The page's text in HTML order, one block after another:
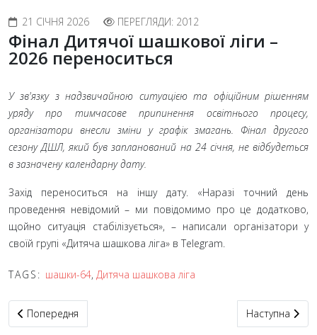
21 СІЧНЯ 2026 ПЕРЕГЛЯДИ: 2012
Фінал Дитячої шашкової ліги –
2026 переноситься
У зв'язку з надзвичайною ситуацією та офіційним рішенням
уряду про тимчасове припинення освітнього процесу,
організатори внесли зміни у графік змагань. Фінал другого
сезону ДШЛ, який був запланований на 24 січня, не відбудеться
в зазначену календарну дату.
Захід переноситься на іншу дату. «Наразі точний день
проведення невідомий – ми повідомимо про це додатково,
щойно ситуація стабілізується», – написали організатори у
своїй групі «Дитяча шашкова ліга» в Telegram.
TAGS: шашки-64, Дитяча шашкова ліга
Попередня стаття: Юні шашкісти Турківщини зіграли в турнірі
Попередня Наступна
Наступна